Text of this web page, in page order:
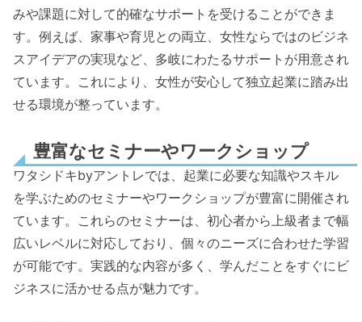
みや課題に対して的確なサポートを受けることができま
す。例えば、家事や育児との両立、女性ならではのビジネ
スアイデアの実現など、多岐にわたるサポートが用意され
ています。これにより、女性が安心して独立起業に踏み出
せる環境が整っています。
豊富なセミナーやワークショップ
ワタシドキbyアントレでは、起業に必要な知識やスキル
を学ぶためのセミナーやワークショップが豊富に開催され
ています。これらのセミナーは、初心者から上級者まで幅
広いレベルに対応しており、個々のニーズに合わせた学習
が可能です。実践的な内容が多く、学んだことをすぐにビ
ジネスに活かせる点が魅力です。